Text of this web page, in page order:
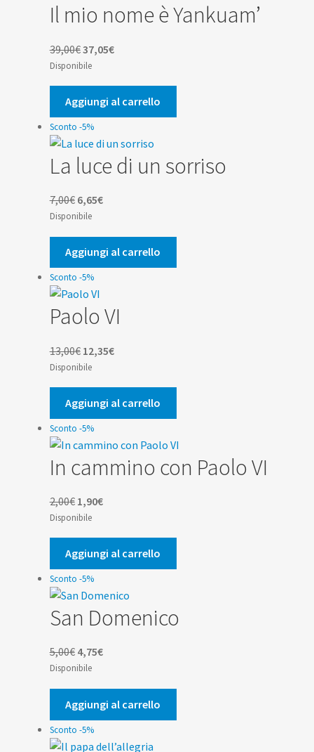
Il mio nome è Yankuam’
39,00€ Il
prezzo
originale
era:
39,00€.
37,05€Il
attuale
è:
37,05€.
Disponibile
Aggiungi al carrello
Sconto -5%
La luce di un sorriso
7,00€ Il
prezzo
originale
era:
7,00€.
6,65€Il
attuale
è:
6,65€.
Disponibile
Aggiungi al carrello
Sconto -5%
Paolo VI
13,00€ Il
prezzo
originale
era:
13,00€.
12,35€Il
attuale
è:
12,35€.
Disponibile
Aggiungi al carrello
Sconto -5%
In cammino con Paolo VI
2,00€ Il
prezzo
originale
era:
2,00€.
1,90€Il
attuale
è:
1,90€.
Disponibile
Aggiungi al carrello
Sconto -5%
San Domenico
5,00€ Il
prezzo
originale
era:
5,00€.
4,75€Il
attuale
è:
4,75€.
Disponibile
Aggiungi al carrello
Sconto -5%